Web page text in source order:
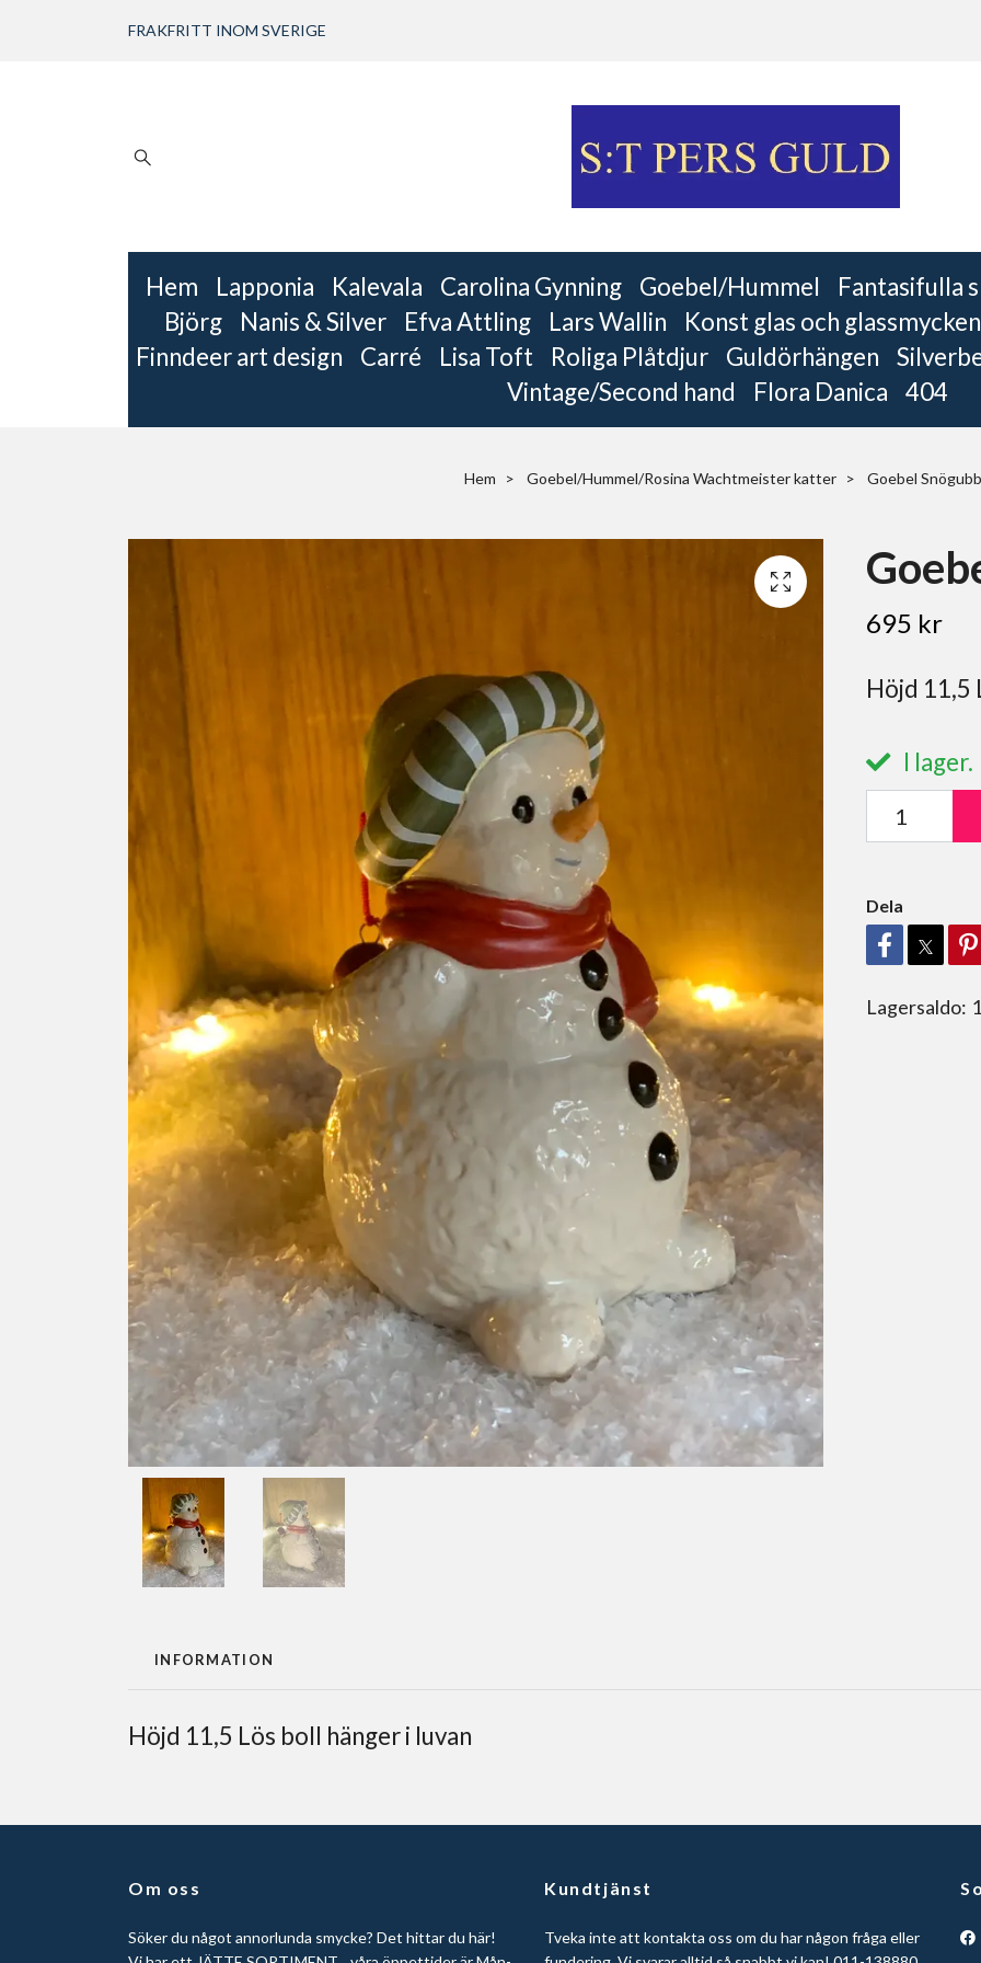
FRAKFRITT INOM SVERIGE
Hem Lapponia Kalevala Carolina Gynning Goebel/Hummel
Fantasifulla
Björg
Nanis & Silver Efva Attling Lars Wallin
Konst glas och glassmycken
Finndeer art design
Carré Lisa Toft Roliga Plåtdjur Guldörhängen
Vintage/Second hand
Flora Danica 404
Hem Goebel/Hummel/Rosina Wachtmeister katter Goebel
695 kr
Höjd 11,5
I lager.
Dela
Lagersaldo: 1
INFORMATION
Höjd 11,5 Lös boll hänger i luvan
Om oss
Söker du något annorlunda smycke? Det hittar du här!
Kundtjänst
Tveka inte att kontakta oss om du har någon fråga eller